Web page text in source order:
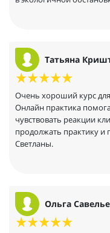
Татьяна
Очень хороший курс
Онлайн практика
чувствовать реакции
продолжать практику и
Светланы.
Ольга